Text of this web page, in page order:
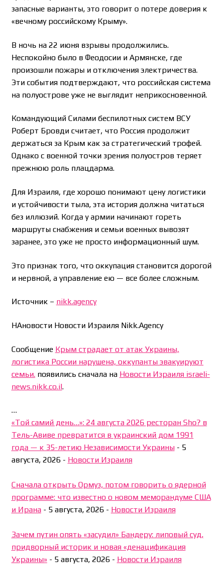
запасные варианты, это говорит о потере доверия к
«вечному российскому Крыму».
В ночь на 22 июня взрывы продолжились.
Неспокойно было в Феодосии и Армянске, где
произошли пожары и отключения электричества.
Эти события подтверждают, что российская система
на полуострове уже не выглядит неприкосновенной.
Командующий Силами беспилотных систем ВСУ
Роберт Бровди считает, что Россия продолжит
держаться за Крым как за стратегический трофей.
Однако с военной точки зрения полуостров теряет
прежнюю роль плацдарма.
Для Израиля, где хорошо понимают цену логистики
и устойчивости тыла, эта история должна читаться
без иллюзий. Когда у армии начинают гореть
маршруты снабжения и семьи военных вывозят
заранее, это уже не просто информационный шум.
Это признак того, что оккупация становится дорогой
и нервной, а управление ею — все более сложным.
Источник – nikk.agency
НАновости Новости Израиля Nikk.Agency
Сообщение Крым страдает от атак Украины,
логистика России нарушена, оккупанты эвакуируют
семьи.появились сначала на Новости Израиля israeli-
news.nikk.co.il.
…
«Той самий день…»: 24 августа 2026 ресторан Sho? в
Тель-Авиве превратится в украинский дом 1991
года — к 35-летию Независимости Украины- 5
августа, 2026- Новости Израиля
Сначала открыть Ормуз, потом говорить о ядерной
программе: что известно о новом меморандуме США
и Ирана- 5 августа, 2026- Новости Израиля
Зачем путин опять «засудил» Бандеру: липовый суд,
придворный историк и новая «денацификация
Украины» - 5 августа, 2026- Новости Израиля